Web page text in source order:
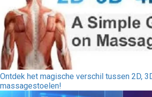
Ontdek het magische verschil tussen 2D,
massagestoelen!